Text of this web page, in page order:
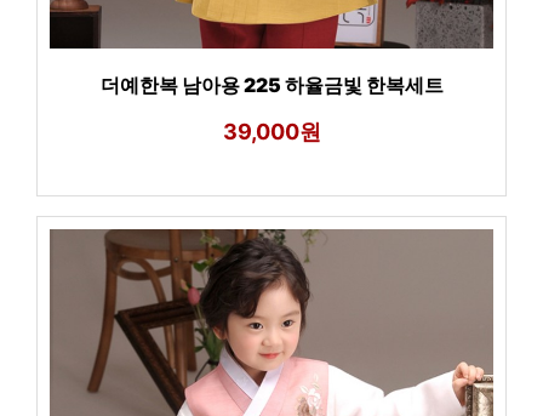
더예한복 남아용 225 하율금빛 한복세트
39,000원